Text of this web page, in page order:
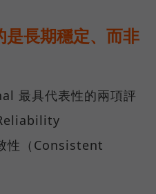
長期穩定、而非
最具代表性的兩項評
性（Consistent